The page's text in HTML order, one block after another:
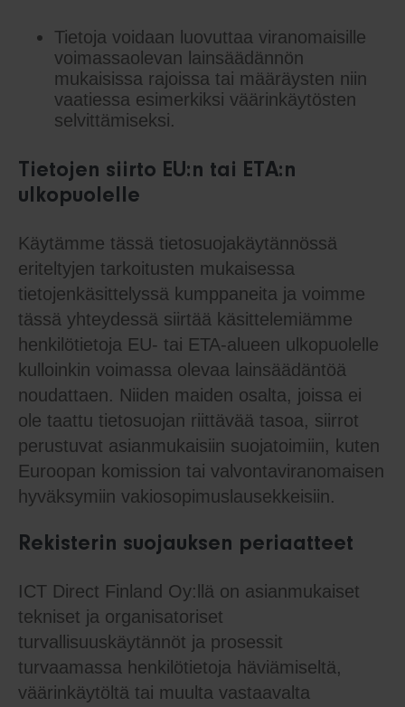
Tietoja voidaan luovuttaa viranomaisille
voimassaolevan lainsäädännön
mukaisissa rajoissa tai määräysten niin
vaatiessa esimerkiksi väärinkäytösten
selvittämiseksi.
Tietojen siirto EU:n tai ETA:n
ulkopuolelle
Käytämme tässä tietosuojakäytännössä
eriteltyjen tarkoitusten mukaisessa
tietojenkäsittelyssä kumppaneita ja voimme
tässä yhteydessä siirtää käsittelemiämme
henkilötietoja EU- tai ETA-alueen ulkopuolelle
kulloinkin voimassa olevaa lainsäädäntöä
noudattaen. Niiden maiden osalta, joissa ei
ole taattu tietosuojan riittävää tasoa, siirrot
perustuvat asianmukaisiin suojatoimiin, kuten
Euroopan komission tai valvontaviranomaisen
hyväksymiin vakiosopimuslausekkeisiin.
Rekisterin suojauksen periaatteet
ICT Direct Finland Oy:llä on asianmukaiset
tekniset ja organisatoriset
turvallisuuskäytännöt ja prosessit
turvaamassa henkilötietoja häviämiseltä,
väärinkäytöltä tai muulta vastaavalta